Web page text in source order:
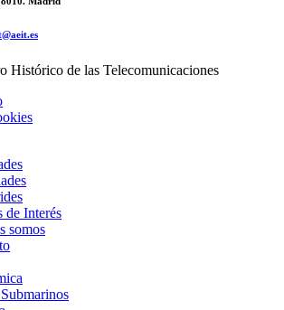
Histórico de las Telecomunicaciones
de Interés
somos